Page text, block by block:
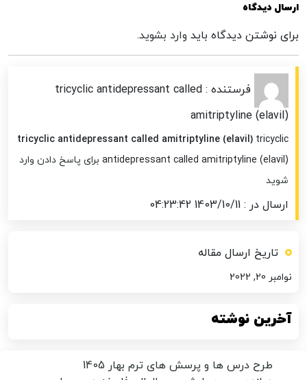
ارسال دیدگاه
برای نوشتن دیدگاه باید وارد بشوید.
فرستنده : tricyclic antidepressant called
amitriptyline (elavil)
tricyclic antidepressant called amitriptyline (elavil) tricyclic
antidepressant called amitriptyline (elavil) برای پاسخ دادن وارد
شوید
ارسال در : 1403/10/11 04:23:42
تاریخ ارسال مقاله
نوامبر 20, 2022
آخرین نوشته
طرح درس ها و پرسش های ترم بهار 1405